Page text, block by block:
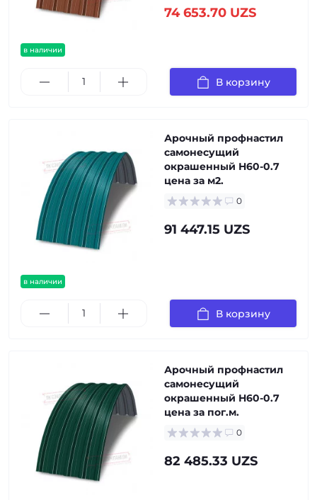
в наличии
74 653.70 UZS
В корзину
в наличии
Арочный профнастил
самонесущий
окрашенный Н60-0.7
цена за м2.
0
91 447.15 UZS
В корзину
Арочный профнастил
самонесущий
окрашенный Н60-0.7
цена за пог.м.
0
82 485.33 UZS